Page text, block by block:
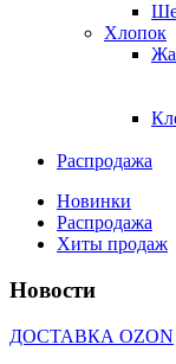
Хлопок
Распродажа
Новинки
Распродажа
Хиты продаж
Новости
ДОСТАВКА OZON